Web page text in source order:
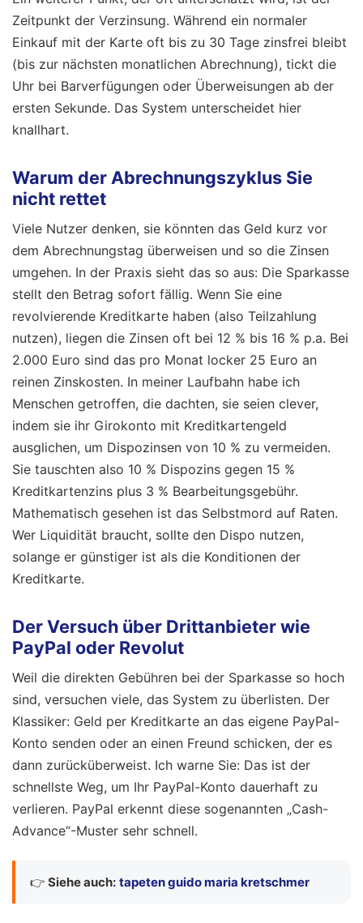
Zeitpunkt der Verzinsung. Während ein normaler
Einkauf mit der Karte oft bis zu 30 Tage zinsfrei bleibt
(bis zur nächsten monatlichen Abrechnung), tickt die
Uhr bei Barverfügungen oder Überweisungen ab der
ersten Sekunde. Das System unterscheidet hier
knallhart.
Warum der Abrechnungszyklus Sie
nicht rettet
Viele Nutzer denken, sie könnten das Geld kurz vor
dem Abrechnungstag überweisen und so die Zinsen
umgehen. In der Praxis sieht das so aus: Die Sparkasse
stellt den Betrag sofort fällig. Wenn Sie eine
revolvierende Kreditkarte haben (also Teilzahlung
nutzen), liegen die Zinsen oft bei 12 % bis 16 % p.a. Bei
2.000 Euro sind das pro Monat locker 25 Euro an
reinen Zinskosten. In meiner Laufbahn habe ich
Menschen getroffen, die dachten, sie seien clever,
indem sie ihr Girokonto mit Kreditkartengeld
ausglichen, um Dispozinsen von 10 % zu vermeiden.
Sie tauschten also 10 % Dispozins gegen 15 %
Kreditkartenzins plus 3 % Bearbeitungsgebühr.
Mathematisch gesehen ist das Selbstmord auf Raten.
Wer Liquidität braucht, sollte den Dispo nutzen,
solange er günstiger ist als die Konditionen der
Kreditkarte.
Der Versuch über Drittanbieter wie
PayPal oder Revolut
Weil die direkten Gebühren bei der Sparkasse so hoch
sind, versuchen viele, das System zu überlisten. Der
Klassiker: Geld per Kreditkarte an das eigene PayPal-
Konto senden oder an einen Freund schicken, der es
dann zurücküberweist. Ich warne Sie: Das ist der
schnellste Weg, um Ihr PayPal-Konto dauerhaft zu
verlieren. PayPal erkennt diese sogenannten „Cash-
Advance“-Muster sehr schnell.
👉 Siehe auch: tapeten guido maria kretschmer